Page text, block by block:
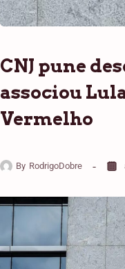
CNJ pune
associou
Vermelho
By RodrigoDobre